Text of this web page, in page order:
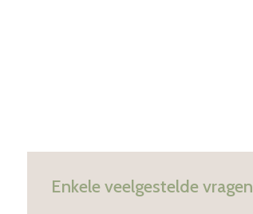
Enkele veelgestelde vragen